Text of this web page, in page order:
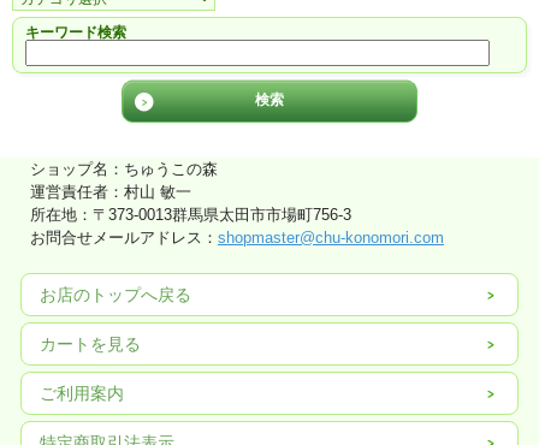
キーワード検索
ショップ名：ちゅうこの森
運営責任者：村山 敏一
所在地：〒373-0013群馬県太田市市場町756-3
お問合せメールアドレス： shopmaster@chu-konomori.com
お店のトップへ戻る
カートを見る
ご利用案内